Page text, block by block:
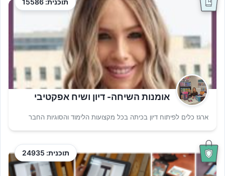
תוכנית: 15586
אומנות השיחה- דיון ושיח אפקטיבי
ארגז כלים לפיתוח דיון בכיתה בכל מקצועות הלימוד והסוגיות החבר
תוכנית: 24935